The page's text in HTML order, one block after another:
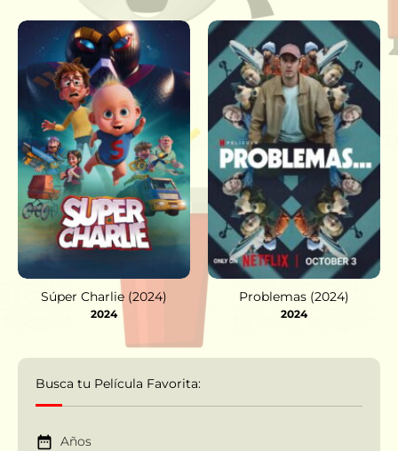
Súper Charlie (2024)
2024
Problemas (2024)
2024
Busca tu Película Favorita:
Años